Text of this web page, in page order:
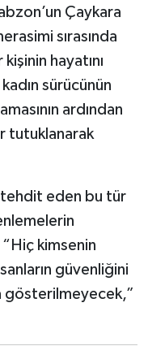
Çaykara
sırasında
hayatını
sürücünün
ardından
tutuklanarak
tehdit eden bu tür
“Hiç kimsenin
güvenliğini
gösterilmeyecek,”